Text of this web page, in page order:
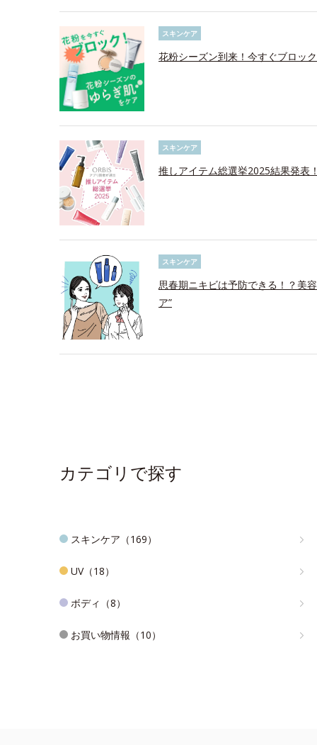
スキンケア
花粉シーズン到来！今すぐブロッ
スキンケア
推しアイテム総選挙2025結果発表
スキンケア
思春期ニキビは予防できる！？美
ア”
カテゴリで探す
スキンケア（169）
UV（18）
ボディ（8）
お買い物情報（10）